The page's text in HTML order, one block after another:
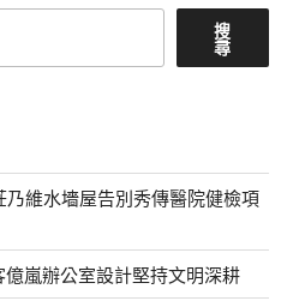
搜
尋
維水墻屋告別秀傳醫院健檢項
嵐辦公室設計堅持文明深耕